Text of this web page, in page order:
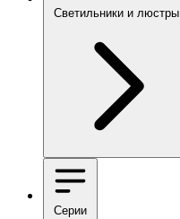
Светильники и люстры
Серии